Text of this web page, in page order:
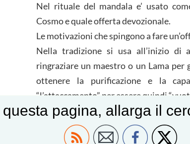
Nel rituale del mandala e’ usato
Cosmo e quale offerta devozionale.
Le motivazioni che spingono a fare
Nella tradizione si usa all’inizio di
ringraziare un maestro o un Lama
ottenere la purificazione e la
“l’attaccamento” per essere quindi
Si offre l’intero Universo e tutto cio’
l’insegnamento del Dharma, e’ molto
pagina, allarga il